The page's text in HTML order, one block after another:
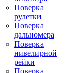
Поверка
рулетки
Поверка
дальномера
Поверка
нивелирной
рейки
Поверка